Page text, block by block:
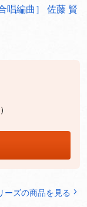
合唱編曲］ 佐藤 賢
ーズの商品を見る